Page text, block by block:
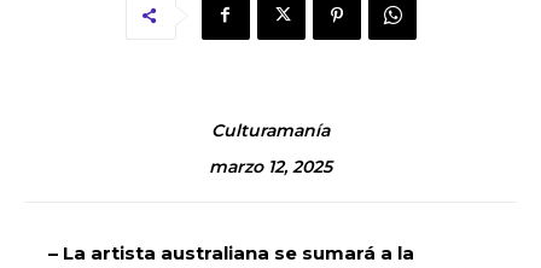
Culturamanía
marzo 12, 2025
– La artista australiana se sumará a la